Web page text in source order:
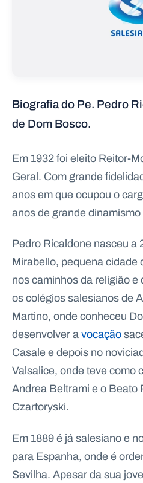
Biografia do Pe. Pedro
de Dom Bosco.
Em 1932 foi eleito Reitor-
Geral. Com grande
anos em que ocupou o
anos de grande
Pedro Ricaldone nasceu a
Mirabello, pequena cidade
nos caminhos da religião
os colégios salesianos de
Martino, onde conheceu
desenvolver avocação
Casale e depois no
Valsalice, onde teve como
Andrea Beltrami e o Beato
Czartoryski.
Em 1889 é já salesiano e
para Espanha, onde é
Sevilha. Apesar da sua
L
N
C
I
L
a
l
e
s
n
s
.
t
A
g
e
n
d
a
C
o
n
t
a
c
t
o
N
e
w
s
l